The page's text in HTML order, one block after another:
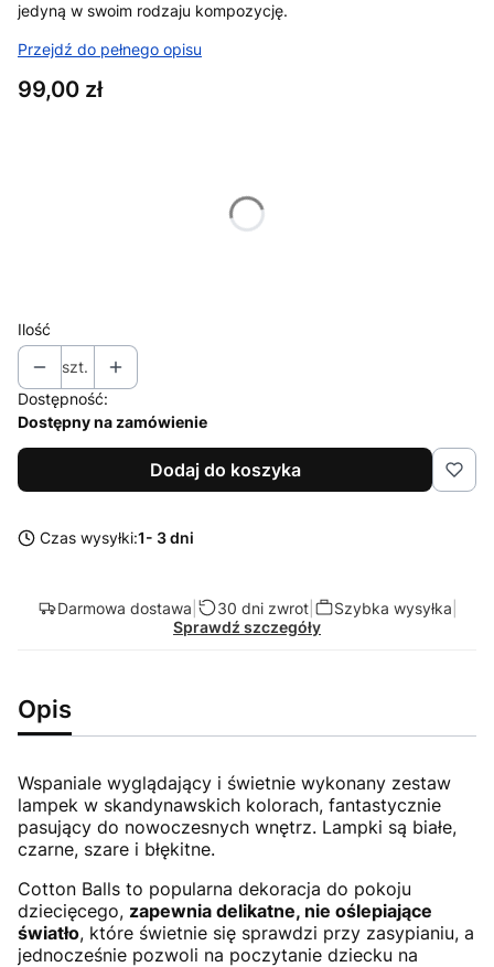
jedyną w swoim rodzaju kompozycję.
Przejdź do pełnego opisu
Cena
99,00 zł
Ilość
szt.
Dostępność:
Dostępny na zamówienie
Dodaj do koszyka
Czas wysyłki:1- 3 dni
Darmowa dostawa 30 dni zwrot| Szybka wysyłka
Sprawdź szczegóły
Opis
Wspaniale wyglądający i świetnie wykonany zestaw
lampek w skandynawskich kolorach, fantastycznie
pasujący do nowoczesnych wnętrz. Lampki są białe,
czarne, szare i błękitne.
Cotton Balls to popularna dekoracja do pokoju
dziecięcego, zapewnia delikatne, nie oślepiające
światło, które świetnie się sprawdzi przy zasypianiu, a
jednocześnie pozwoli na poczytanie dziecku na